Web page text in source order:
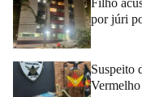
por júri
Suspeito